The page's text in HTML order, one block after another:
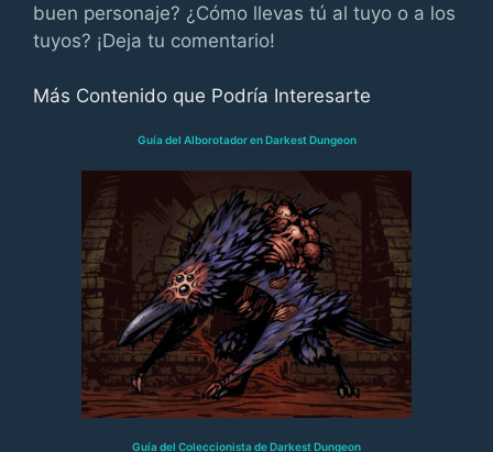
buen personaje? ¿Cómo llevas tú al tuyo o a los
tuyos? ¡Deja tu comentario!
Más Contenido que Podría Interesarte
Guía del Alborotador en Darkest Dungeon
Guía del Coleccionista de Darkest Dungeon